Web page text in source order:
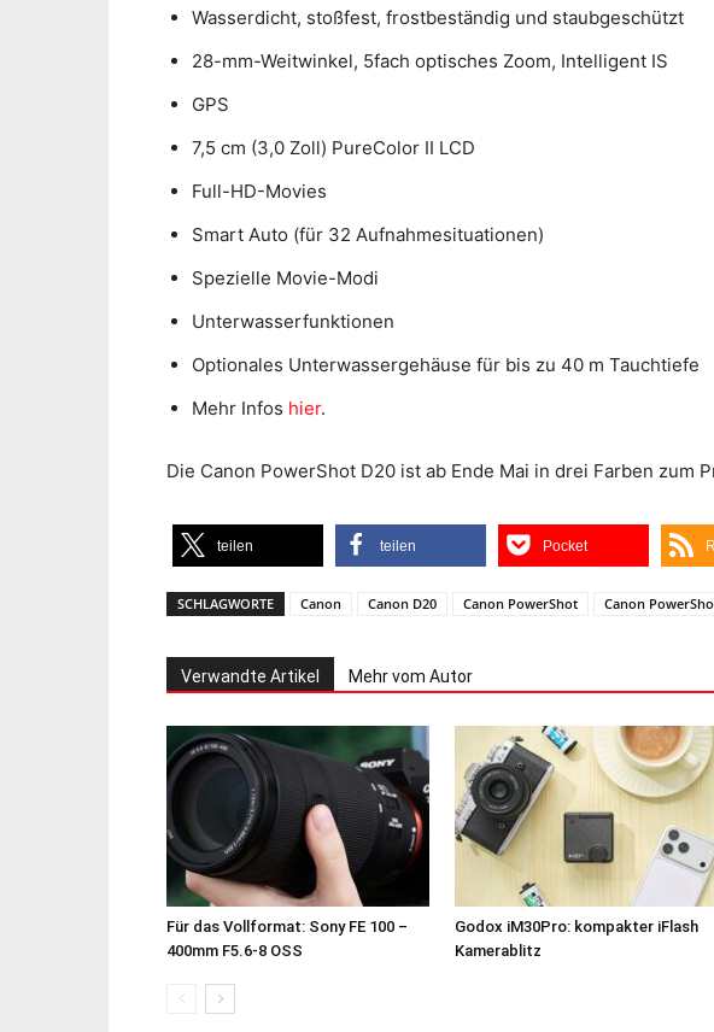
Wasserdicht, stoßfest, frostbeständig und staubgeschützt
28-mm-Weitwinkel, 5fach optisches Zoom, Intelligent IS
GPS
7,5 cm (3,0 Zoll) PureColor II LCD
Full-HD-Movies
Smart Auto (für 32 Aufnahmesituationen)
Spezielle Movie-Modi
Unterwasserfunktionen
Optionales Unterwassergehäuse für bis zu 40 m Tauchtiefe
Mehr Infos hier.
Die Canon PowerShot D20 ist ab Ende Mai in drei Farben zum
teilen teilen Pocket
SCHLAGWORTE Canon Canon D20 Canon PowerShot Canon
Verwandte Artikel Mehr vom Autor
Für das Vollformat: Sony FE 100 –
400mm F5.6-8 OSS
Godox iM30Pro: kompakter iFlash
Kamerablitz